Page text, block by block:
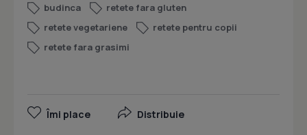
budinca
retete fara gluten
retete vegetariene
retete pentru copii
retete fara grasimi
Îmi place Distribuie